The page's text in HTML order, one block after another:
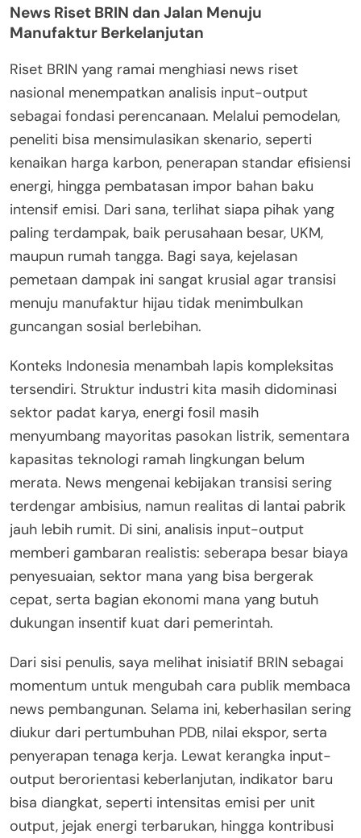
News Riset BRIN dan Jalan Menuju
Manufaktur Berkelanjutan
Riset BRIN yang ramai menghiasi news riset
nasional menempatkan analisis input-output
sebagai fondasi perencanaan. Melalui pemodelan,
peneliti bisa mensimulasikan skenario, seperti
kenaikan harga karbon, penerapan standar efisiensi
energi, hingga pembatasan impor bahan baku
intensif emisi. Dari sana, terlihat siapa pihak yang
paling terdampak, baik perusahaan besar, UKM,
maupun rumah tangga. Bagi saya, kejelasan
pemetaan dampak ini sangat krusial agar transisi
menuju manufaktur hijau tidak menimbulkan
guncangan sosial berlebihan.
Konteks Indonesia menambah lapis kompleksitas
tersendiri. Struktur industri kita masih didominasi
sektor padat karya, energi fosil masih
menyumbang mayoritas pasokan listrik, sementara
kapasitas teknologi ramah lingkungan belum
merata. News mengenai kebijakan transisi sering
terdengar ambisius, namun realitas di lantai pabrik
jauh lebih rumit. Di sini, analisis input-output
memberi gambaran realistis: seberapa besar biaya
penyesuaian, sektor mana yang bisa bergerak
cepat, serta bagian ekonomi mana yang butuh
dukungan insentif kuat dari pemerintah.
Dari sisi penulis, saya melihat inisiatif BRIN sebagai
momentum untuk mengubah cara publik membaca
news pembangunan. Selama ini, keberhasilan sering
diukur dari pertumbuhan PDB, nilai ekspor, serta
penyerapan tenaga kerja. Lewat kerangka input-
output berorientasi keberlanjutan, indikator baru
bisa diangkat, seperti intensitas emisi per unit
output, jejak energi terbarukan, hingga kontribusi